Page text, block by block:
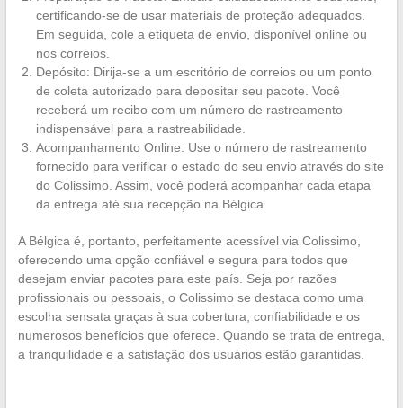
certificando-se de usar materiais de proteção adequados.
Em seguida, cole a etiqueta de envio, disponível online ou
nos correios.
Depósito: Dirija-se a um escritório de correios ou um ponto
de coleta autorizado para depositar seu pacote. Você
receberá um recibo com um número de rastreamento
indispensável para a rastreabilidade.
Acompanhamento Online: Use o número de rastreamento
fornecido para verificar o estado do seu envio através do site
do Colissimo. Assim, você poderá acompanhar cada etapa
da entrega até sua recepção na Bélgica.
A Bélgica é, portanto, perfeitamente acessível via Colissimo,
oferecendo uma opção confiável e segura para todos que
desejam enviar pacotes para este país. Seja por razões
profissionais ou pessoais, o Colissimo se destaca como uma
escolha sensata graças à sua cobertura, confiabilidade e os
numerosos benefícios que oferece. Quando se trata de entrega,
a tranquilidade e a satisfação dos usuários estão garantidas.